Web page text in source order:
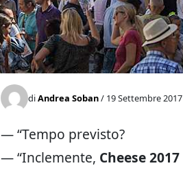
diAndrea Soban/ 19 Settembre 2017
— “Tempo previsto?
— “Inclemente, Cheese 2017